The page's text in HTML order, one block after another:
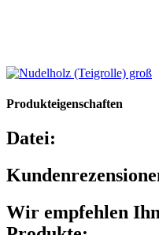
Produkteigenschaften
Datei:
Wir empfehlen